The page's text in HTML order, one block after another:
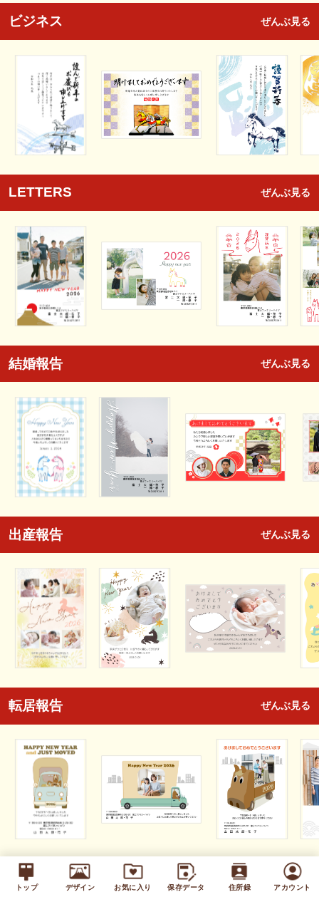
トップ デザイン お気に入り 保存データ 住所録 アカウント
ビジネス ぜんぶ見る
LETTERS ぜんぶ見る
結婚報告 ぜんぶ見る
出産報告 ぜんぶ見る
転居報告 ぜんぶ見る
全面写真 ぜんぶ見る